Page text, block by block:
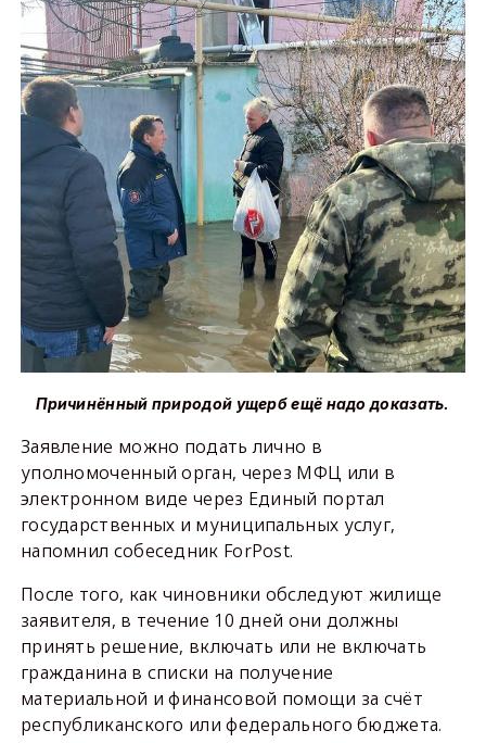
Причинённый природой ущерб ещё надо доказать.
Заявление можно подать лично в
уполномоченный орган, через МФЦ или в
электронном виде через Единый портал
государственных и муниципальных услуг,
напомнил собеседник ForPost.
После того, как чиновники обследуют жилище
заявителя, в течение 10 дней они должны
принять решение, включать или не включать
гражданина в списки на получение
материальной и финансовой помощи за счёт
республиканского или федерального бюджета.